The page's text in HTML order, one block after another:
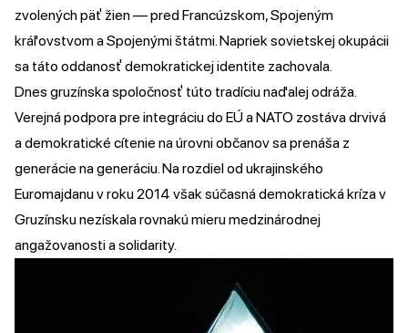
zvolených päť žien — pred Francúzskom, Spojeným
kráľovstvom a Spojenými štátmi. Napriek sovietskej okupácii
sa táto oddanosť demokratickej identite zachovala.
Dnes gruzínska spoločnosť túto tradíciu naďalej odráža.
Verejná podpora pre integráciu do EÚ a NATO zostáva drvivá
a demokratické cítenie na úrovni občanov sa prenáša z
generácie na generáciu. Na rozdiel od ukrajinského
Euromajdanu v roku 2014 však súčasná demokratická kríza v
Gruzínsku nezískala rovnakú mieru medzinárodnej
angažovanosti a solidarity.